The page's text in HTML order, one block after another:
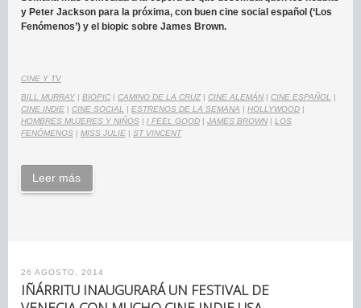
y Peter Jackson para la próxima, con buen cine social español (‘Los
Fenómenos’) y el biopic sobre James Brown.
CINE Y TV
BILL MURRAY | BIOPIC | CAMINO DE LA CRUZ| CINE ALEMÁN | CINE ESPAÑOL
|
CINE INDIE | CINE SOCIAL | ESTRENOS DE LA SEMANA | HOLLYWOOD |
HOMBRES MUJERES Y NIÑOS | I FEEL GOOD | JAMES BROWN | LOS
FENÓMENOS | MISS JULIE | ST VINCENT
Leer más
26 AGOSTO, 2014
IÑÁRRITU INAUGURARÁ UN FESTIVAL DE